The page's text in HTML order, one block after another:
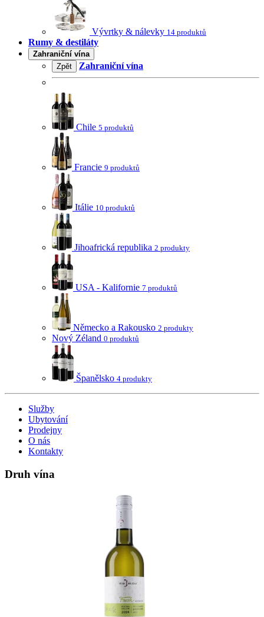
Vývrtky & nálevky 14 produktů
Rumy & destiláty
Zahraniční vína
Zpět
Zahraniční vína
Chile 5 produktů
Francie 9 produktů
Itálie 10 produktů
Jihoafrická republika 2 produkty
USA - Kalifornie 7 produktů
Německo a Rakousko 2 produkty
Nový Zéland 0 produktů
Španělsko 4 produkty
Služby
Ubytování
Prodejny
O nás
Kontakty
Druh vína